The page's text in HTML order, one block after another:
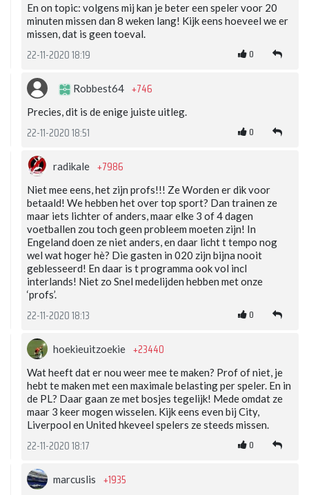
En on topic: volgens mij kan je beter een speler voor 20
minuten missen dan 8 weken lang! Kijk eens hoeveel we er
missen, dat is geen toeval.
22-11-2020 18:19 0
Robbest64 +746
Precies, dit is de enige juiste uitleg.
22-11-2020 18:51 0
radikale +7986
Niet mee eens, het zijn profs!!! Ze Worden er dik voor
betaald! We hebben het over top sport? Dan trainen ze
maar iets lichter of anders, maar elke 3 of 4 dagen
voetballen zou toch geen probleem moeten zijn! In
Engeland doen ze niet anders, en daar licht t tempo nog
wel wat hoger hè? Die gasten in 020 zijn bijna nooit
geblesseerd! En daar is t programma ook vol incl
interlands! Niet zo Snel medelijden hebben met onze
‘profs’.
22-11-2020 18:13 0
hoekieuitzoekie +23440
Wat heeft dat er nou weer mee te maken? Prof of niet, je
hebt te maken met een maximale belasting per speler. En in
de PL? Daar gaan ze met bosjes tegelijk! Mede omdat ze
maar 3 keer mogen wisselen. Kijk eens even bij City,
Liverpool en United hkeveel spelers ze steeds missen.
22-11-2020 18:17 0
marcuslis +1935